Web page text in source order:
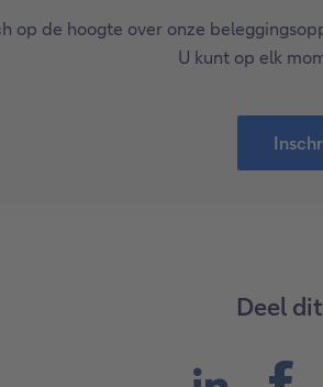
op de hoogte over onze
U kunt op elk
Deel